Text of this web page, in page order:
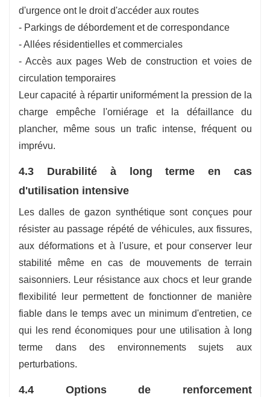
d'urgence ont le droit d'accéder aux routes
- Parkings de débordement et de correspondance
- Allées résidentielles et commerciales
- Accès aux pages Web de construction et voies de
circulation temporaires
Leur capacité à répartir uniformément la pression de la
charge empêche l'orniérage et la défaillance du
plancher, même sous un trafic intense, fréquent ou
imprévu.
4.3 Durabilité à long terme en cas
d'utilisation intensive
Les dalles de gazon synthétique sont conçues pour
résister au passage répété de véhicules, aux fissures,
aux déformations et à l'usure, et pour conserver leur
stabilité même en cas de mouvements de terrain
saisonniers. Leur résistance aux chocs et leur grande
flexibilité leur permettent de fonctionner de manière
fiable dans le temps avec un minimum d'entretien, ce
qui les rend économiques pour une utilisation à long
terme dans des environnements sujets aux
perturbations.
4.4 Options de renforcement